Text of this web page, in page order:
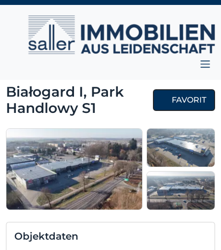
Zum Inhalt springen
Hauptnavigation
Białogard I, Park
Handlowy S1
FAVORIT
Objektdaten